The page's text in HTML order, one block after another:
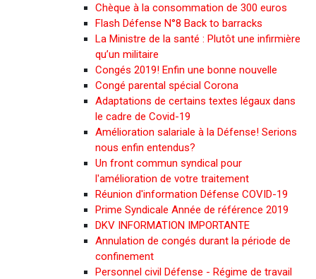
Chèque à la consommation de 300 euros
Flash Défense N°8 Back to barracks
La Ministre de la santé : Plutôt une infirmière
qu’un militaire
Congés 2019! Enfin une bonne nouvelle
Congé parental spécial Corona
Adaptations de certains textes légaux dans
le cadre de Covid-19
Amélioration salariale à la Défense! Serions
nous enfin entendus?
Un front commun syndical pour
l'amélioration de votre traitement
Réunion d'information Défense COVID-19
Prime Syndicale Année de référence 2019
DKV INFORMATION IMPORTANTE
Annulation de congés durant la période de
confinement
Personnel civil Défense - Régime de travail